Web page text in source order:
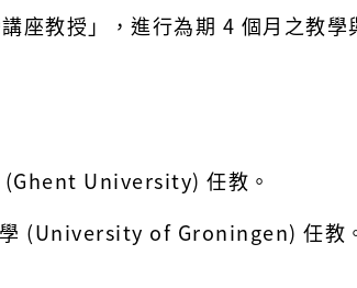
座教授」，進行為期 4 個月之教學
(Ghent University) 任教。
(University of Groningen) 任教